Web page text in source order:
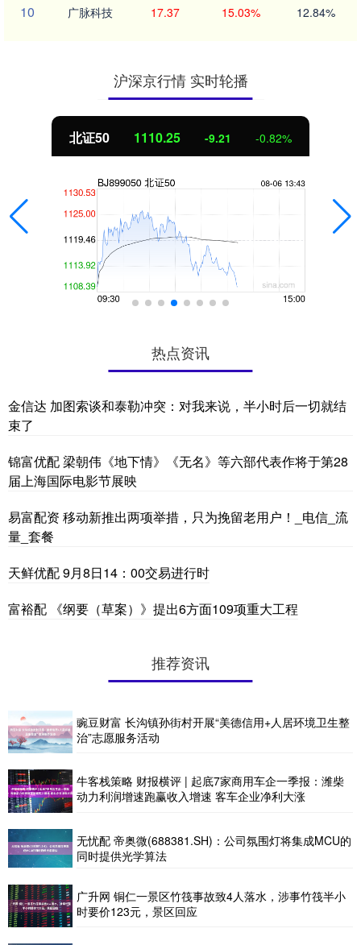
10 广脉科技 17.37 15.03% 12.84%
沪深京行情 实时轮播
北证50 1110.25 -9.21 -0.82%
热点资讯
金信达 加图索谈和泰勒冲突：对我来说，半小时后一切就结
束了
锦富优配 梁朝伟《地下情》《无名》等六部代表作将于第28
届上海国际电影节展映
易富配资 移动新推出两项举措，只为挽留老用户！_电信_流
量_套餐
天鲜优配 9月8日14：00交易进行时
富裕配 《纲要（草案）》提出6方面109项重大工程
推荐资讯
豌豆财富 长沟镇孙街村开展“美德信用+人居环境卫生整
治”志愿服务活动
牛客栈策略 财报横评 | 起底7家商用车企一季报：潍柴
动力利润增速跑赢收入增速 客车企业净利大涨
无忧配 帝奥微(688381.SH)：公司氛围灯将集成MCU的
同时提供光学算法
广升网 铜仁一景区竹筏事故致4人落水，涉事竹筏半小
时要价123元，景区回应